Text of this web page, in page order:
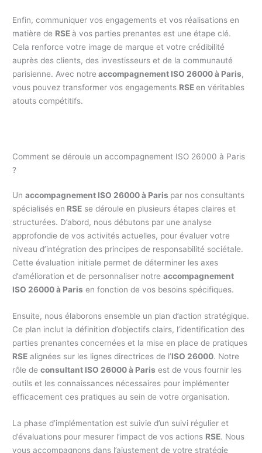
Enfin, communiquer vos engagements et vos réalisations en
matière de RSEà vos parties prenantes est une étape clé.
Cela renforce votre image de marque et votre crédibilité
auprès des clients, des investisseurs et de la communauté
parisienne. Avec notre accompagnement ISO 26000 à Paris,
vous pouvez transformer vos engagements RSEen véritables
atouts compétitifs.
Comment se déroule un accompagnement ISO 26000 à Paris
?
Unaccompagnement ISO 26000 à Paris par nos consultants
spécialisés en RSE se déroule en plusieurs étapes claires et
structurées. D’abord, nous débutons par une analyse
approfondie de vos activités actuelles, pour évaluer votre
niveau d’intégration des principes de responsabilité sociétale.
Cette évaluation initiale permet de déterminer les axes
d’amélioration et de personnaliser notreaccompagnement
ISO 26000 à Paris en fonction de vos besoins spécifiques.
Ensuite, nous élaborons ensemble un plan d’action stratégique.
Ce plan inclut la définition d’objectifs clairs, l’identification des
parties prenantes concernées et la mise en place de pratiques
RSE alignées sur les lignes directrices de l’ISO 26000. Notre
rôle deconsultant ISO 26000 à Paris est de vous fournir les
outils et les connaissances nécessaires pour implémenter
efficacement ces pratiques au sein de votre organisation.
La phase d’implémentation est suivie d’un suivi régulier et
d’évaluations pour mesurer l’impact de vos actions RSE. Nous
vous accompagnons dans l’ajustement de votre stratégie